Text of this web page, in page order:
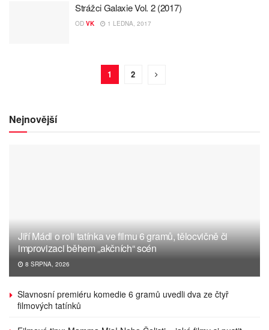
Strážci Galaxie Vol. 2 (2017)
OD VK 1 LEDNA, 2017
1 2
Nejnovější
Jiří Mádl o roli tatínka ve filmu 6 gramů, tělocvičně či
improvizaci během „akčních“ scén
8 SRPNA, 2026
Slavnosní premiéru komedie 6 gramů uvedli dva ze čtyř
filmových tatínků